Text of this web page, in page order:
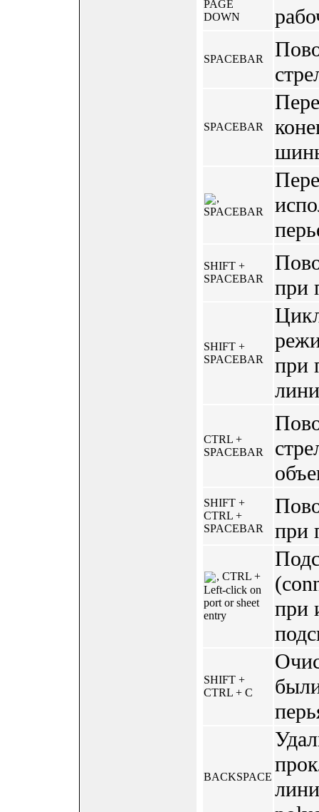
PAGE
DOWN
SPACEBAR
SPACEBAR
,
SPACEBAR
SHIFT +
SPACEBAR
при
SHIFT +
SPACEBAR
при
CTRL +
SPACEBAR
SHIFT +
CTRL +
SPACEBAR
при
, CTRL +
Left-click on
port or sheet
entry
при
SHIFT +
CTRL + C
BACKSPACE